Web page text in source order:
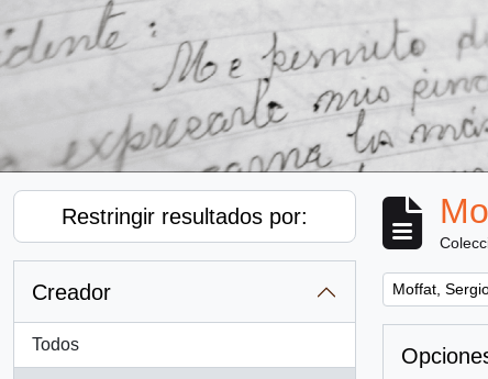
Restringir resultados por:
Creador
Todos
Remove filter:
Moffat,